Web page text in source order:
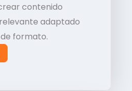
contenido
adaptado
formato.